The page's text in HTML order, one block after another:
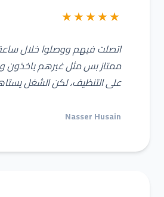
★★★★★
اتصلت فيهم ووصلوا خلال
ممتاز بس مثل غيرهم
على التنظيف، لكن الشغل
Nasser Husain